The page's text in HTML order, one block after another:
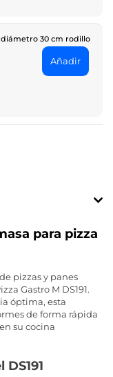
30 cm rodillo
Añadir
para pizza
pizzas y panes
Gastro M DS191.
óptima, esta
de forma rápida
su cocina